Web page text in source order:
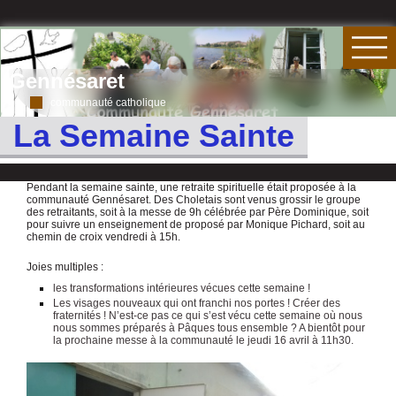
Gennésaret
communauté catholique
La Semaine Sainte
Pendant la semaine sainte, une retraite spirituelle était proposée à la
communauté Gennésaret. Des Choletais sont venus grossir le groupe
des retraitants, soit à la messe de 9h célébrée par Père Dominique, soit
pour suivre un enseignement de proposé par Monique Pichard, soit au
chemin de croix vendredi à 15h.
Joies multiples :
les transformations intérieures vécues cette semaine !
Les visages nouveaux qui ont franchi nos portes ! Créer des
fraternités ! N’est-ce pas ce qui s’est vécu cette semaine où nous
nous sommes préparés à Pâques tous ensemble ? A bientôt pour
la prochaine messe à la communauté le jeudi 16 avril à 11h30.